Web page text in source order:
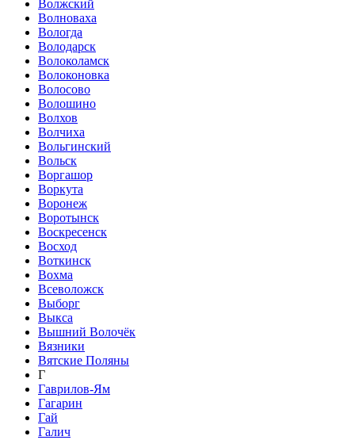
Волжский
Волноваха
Вологда
Володарск
Волоколамск
Волоконовка
Волосово
Волошино
Волхов
Волчиха
Вольгинский
Вольск
Воргашор
Воркута
Воронеж
Воротынск
Воскресенск
Восход
Воткинск
Вохма
Всеволожск
Выборг
Выкса
Вышний Волочёк
Вязники
Вятские Поляны
Г
Гаврилов-Ям
Гагарин
Гай
Галич